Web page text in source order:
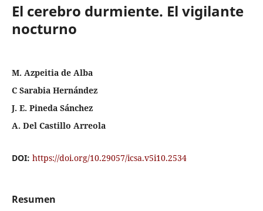
El cerebro durmiente. El vigilante
nocturno
M. Azpeitia de Alba
C Sarabia Hernández
J. E. Pineda Sánchez
A. Del Castillo Arreola
DOI: https://doi.org/10.29057/icsa.v5i10.2534
Resumen